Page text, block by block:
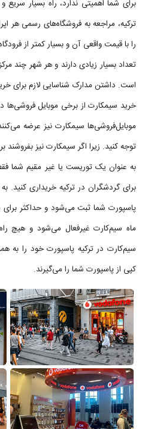
برای شما اهمیتی ندارد، راه بسیار
ترکیه، مراجعه به فروشگاه‌های رسمی هر
را با قیمت واقعی آن و بسیار کمتر از
تعداد بسیار زیادی دارند و هر شهر چند
است. داشتن مدارک شناسایی لازم
خرید سیمکارت از برخی موبایل
موبایل‌فروشی‌ها سیمکارت نیز عرضه
توجه کنید. زیرا اگر سیمکارت نیز بفروشند
به عنوان یک توریست یا غیر مقیم شما
برای گردشگران در ترکیه خریداری کنید.
پاسپورت شما ثبت می‌شود و حداکثر برای
ماه سیم‌کارت غیرفعال می‌شود و هیچ
سیم‌کارت در ترکیه پاسپورت خود را به
کپی از پاسپورت شما را می‌گیرند.